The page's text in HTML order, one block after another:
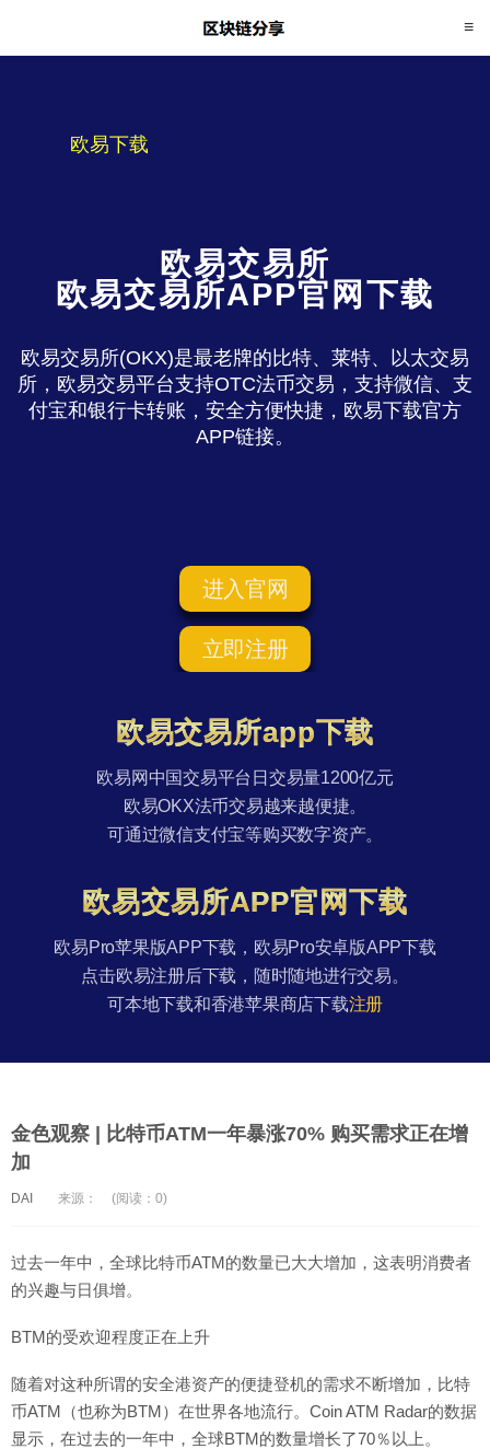
欧易下载
欧易交易所
欧易交易所APP官网下载
欧易交易所(OKX)是最老牌的比特、莱特、以太交易
所，欧易交易平台支持OTC法币交易，支持微信、支
付宝和银行卡转账，安全方便快捷，欧易下载官方
APP链接。
进入官网
立即注册
欧易交易所app下载
欧易网中国交易平台日交易量1200亿元
欧易OKX法币交易越来越便捷。
可通过微信支付宝等购买数字资产。
欧易交易所APP官网下载
欧易Pro苹果版APP下载，欧易Pro安卓版APP下载
点击欧易注册后下载，随时随地进行交易。
可本地下载和香港苹果商店下载注册
金色观察 | 比特币ATM一年暴涨70% 购买需求正在增
加
DAI 来源： (阅读：0)
过去一年中，全球比特币ATM的数量已大大增加，这表明消费者
的兴趣与日俱增。
BTM的受欢迎程度正在上升
随着对这种所谓的安全港资产的便捷登机的需求不断增加，比特
币ATM（也称为BTM）在世界各地流行。Coin ATM Radar的数据
显示，在过去的一年中，全球BTM的数量增长了70％以上。